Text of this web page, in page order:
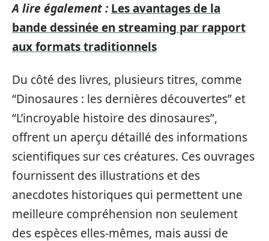
A lire également : Les avantages de la
bande dessinée en streaming par rapport
aux formats traditionnels
Du côté des livres, plusieurs titres, comme
“Dinosaures : les dernières découvertes” et
“L’incroyable histoire des dinosaures”,
offrent un aperçu détaillé des informations
scientifiques sur ces créatures. Ces ouvrages
fournissent des illustrations et des
anecdotes historiques qui permettent une
meilleure compréhension non seulement
des espèces elles-mêmes, mais aussi de